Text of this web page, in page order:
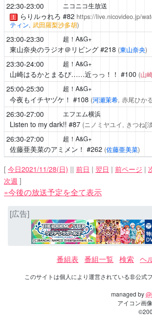
22:30-23:00 ニコニコ生放送
！ らりルゥれろ #82 https://live.nicovideo.jp/
ティン, 武田羅梨沙多胡)
23:00-23:30 超！A&G+
東山奈央のラジオ＠リビング#218 (東山奈央)
23:30-24:00 超！A&G+
山崎はるかとまるぴ……近っっ！！ #100 (山
25:00-25:30 超！A&G+
今夜もイチヤヅケ！ #108 (河瀬茉希, 赤尾ひか
26:30-27:00 エフエム横浜
Listen to my dark!! #87 (ニノミヤユイ, きつね[
26:30-27:00 超！A&G+
佐藤亜美菜のアミメン！ #262 (佐藤亜美菜)
[ 今日2021/11/28(日) || 前日 | 翌日 | 前ページ |
次週 ]
»今後の放送予定を全て表示
[広告]
番組表 番組一覧 検索 ヘ
このサイトは個人により運営されている非公式
managed by
アイコン画